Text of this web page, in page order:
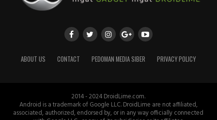
ABOUT US CONTACT PEDOMAN MEDIA SIBER PRIVACY POLICY
2014 - 2024 DroidLime.com.
Android is a trademark of Google LLC. DroidLime are not affiliated,
associated, authorized, endorsed by, or in any way officially connected